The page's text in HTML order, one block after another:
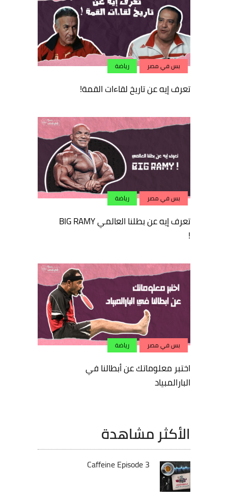
بس في مصر رياضة
تعرف إيه عن تاريخ لقاءات القمة!
بس في مصر رياضة
تعرف إيه عن بطلنا العالمي BIG RAMY
!
بس في مصر رياضة
اختبر معلوماتك عن أبطالنا في
البارالمبياد
الأكثر مشاهدة
Caffeine Episode 3